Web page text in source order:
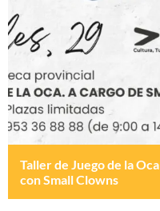
Taller de Juego de la Oca
con Small Clowns